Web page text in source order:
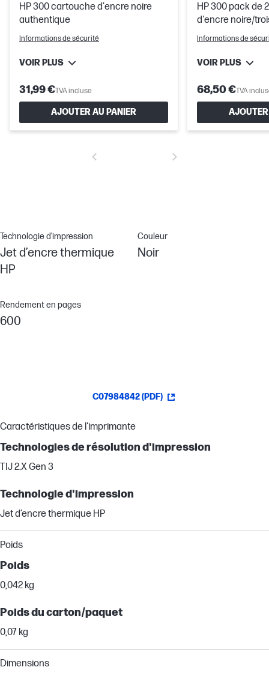
HP 300 cartouche d'encre noire
authentique
Informations de sécurité
VOIR PLUS
31,99 €TVA incluse
AJOUTER AU PANIER
HP 300 pack de
d'encre noire/
authentiques
Informations de
VOIR PLUS
68,50 €TVA
Technologie d’impression
Jet d’encre thermique
HP
Couleur
Noir
Rendement en pages
600
C07984842 (PDF)
Caractéristiques de l'imprimante
Technologies de résolution d'impression
TIJ 2.X Gen 3
Technologie d'impression
Jet d’encre thermique HP
Poids
Poids
0,042 kg
Poids du carton/paquet
0,07 kg
Dimensions